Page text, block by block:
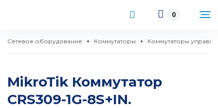
0
Сетевое оборудование Коммутаторы Коммутаторы
MikroTik Коммутатор
CRS309-1G-8S+IN.